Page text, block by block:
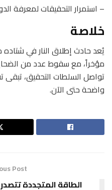
– استمرار التحقيقات لمعرفة
خلاصة
يُعد حادث إطلاق النار في شتاده
مؤخراً، مع سقوط عدد من
تواصل السلطات التحقيق، تبقى
واضحة حتى الآن.
Post
الطاقة المتجددة تتصدر